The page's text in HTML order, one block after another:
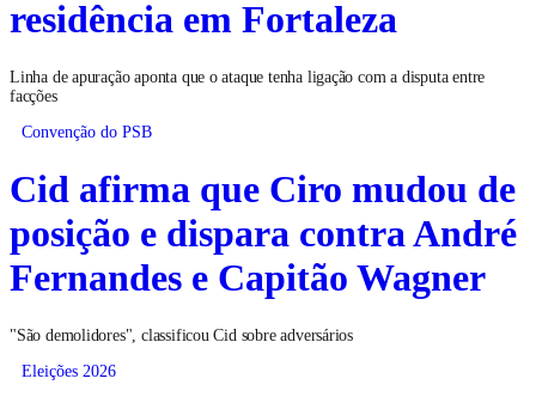
residência em Fortaleza
Linha de apuração aponta que o ataque tenha ligação com a disputa entre
facções
Convenção do PSB
Cid afirma que Ciro mudou de
posição e dispara contra André
Fernandes e Capitão Wagner
"São demolidores", classificou Cid sobre adversários
Eleições 2026